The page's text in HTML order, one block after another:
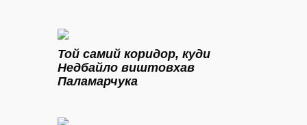
Той самий коридор, куди
Недбайло виштовхав
Паламарчука